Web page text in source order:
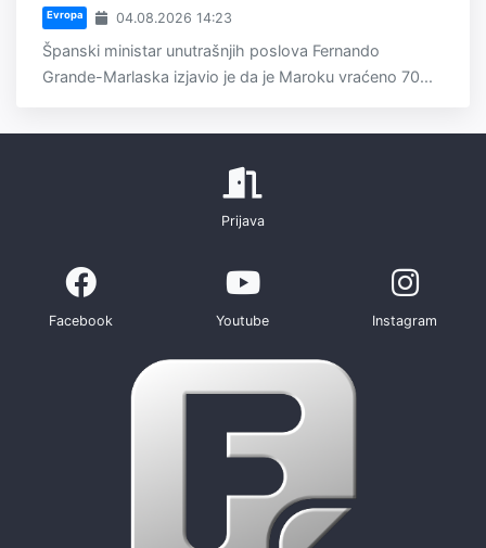
Evropa 04.08.2026 14:23
Španski ministar unutrašnjih poslova Fernando
Grande-Marlaska izjavio je da je Maroku vraćeno 70...
Prijava
Facebook Youtube Instagram